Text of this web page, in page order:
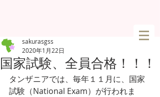
国家試験、全員合格！！！
sakurasgss
2020年1月22日
タンザニアでは、毎年１１月に、国家
試験（National Exam）が行われま